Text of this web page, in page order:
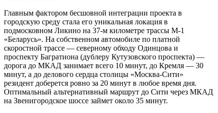
Главным фактором бесшовной интеграции проекта в
городскую среду стала его уникальная локация в
подмосковном Ликино на 37-м километре трассы М-1
«Беларусь». На собственном автомобиле по платной
скоростной трассе — северному обходу Одинцова и
проспекту Багратиона (дублеру Кутузовского проспекта) —
дорога до МКАД занимает всего 10 минут, до Кремля — 30
минут, а до делового сердца столицы «Москва-Сити»
резидент доберется ровно за 20 минут в любое время дня.
Оптимальный альтернативный маршрут до Сити через МКАД
на Звенигородское шоссе займет около 35 минут.